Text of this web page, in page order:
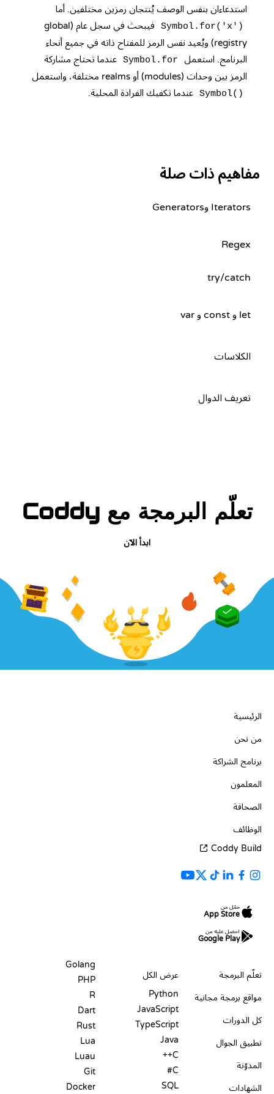
استدعاءان بنفس الوصف يُنتجان رمزين مختلفين. أما
Symbol.for('x')
فيبحث في سجل عام (global
registry) ويُعيد نفس الرمز للمفتاح ذاته في جميع أنحاء
البرنامج. استعمل
Symbol.for عندما تحتاج مشاركة
الرمز بين وحدات (modules) أو realms مختلفة، واستعمل
Symbol() عندما تكفيك الفرادة المحلية.
مفاهيم ذات صلة
Iterators وGenerators
Regex
try/catch
let و const و var
الكلاسات
تعريف الدوال
تعلّم البرمجة مع Coddy
ابدأ الآن
الرئيسية
من نحن
برنامج الشراكة
المعلمون
الصحافة
الوظائف
Coddy Build
حمّل من
App Store
احصل عليه من
Google Play
تعلّم البرمجة
مواقع برمجة مجانية
كل الدورات
تطبيق الجوال
المدوّنة
الشهادات
عرض الكل
Python
JavaScript
TypeScript
Java
C++
C#
SQL
Golang
PHP
R
Dart
Rust
Lua
Luau
Git
Docker